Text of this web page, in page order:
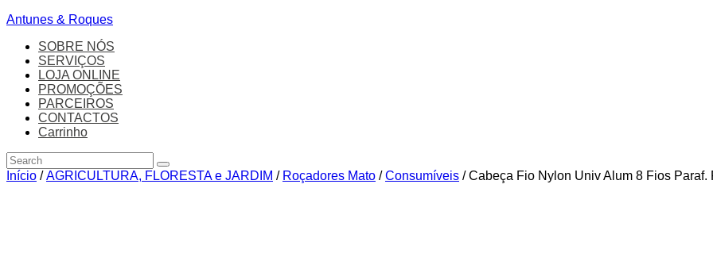
Antunes & Roques
SOBRE NÓS
SERVIÇOS
LOJA ONLINE
PROMOÇÕES
PARCEIROS
CONTACTOS
Carrinho
Início /AGRICULTURA, FLORESTA e JARDIM / Roçadores Mato /Consumíveis / Cabeça Fio Nylon Univ Alum 8 Fios Paraf.